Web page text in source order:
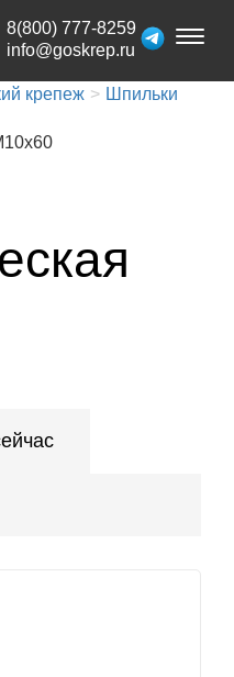
Toggle
8(800) 777-8259
info@goskrep.ru
крепеж
Шпильки